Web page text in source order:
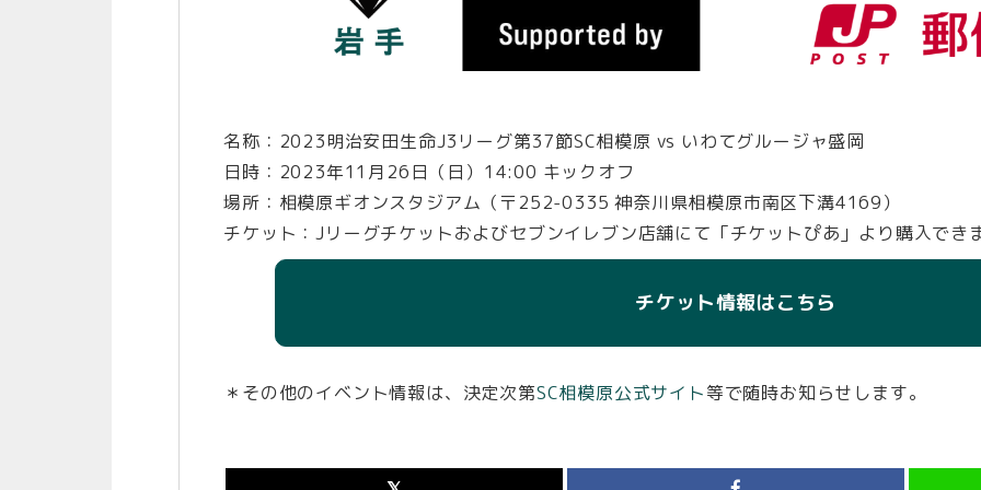
名称：2023明治安田生命J3リーグ第37節SC相模原 vs いわてグルージャ盛岡
日時：2023年11月26日（日）14:00 キックオフ
場所：相模原ギオンスタジアム（〒252-0335 神奈川県相模原市南区下溝4169）
チケット：Jリーグチケットおよびセブンイレブン店舗にて「チケットぴあ」より購入でき
チケット情報はこちら
＊その他のイベント情報は、決定次第SC相模原公式サイト等で随時お知らせします。